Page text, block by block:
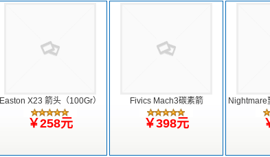
Easton X23 箭头（100Gr）
￥258元
Fivics Mach3碳素箭
￥398元
Nightmare